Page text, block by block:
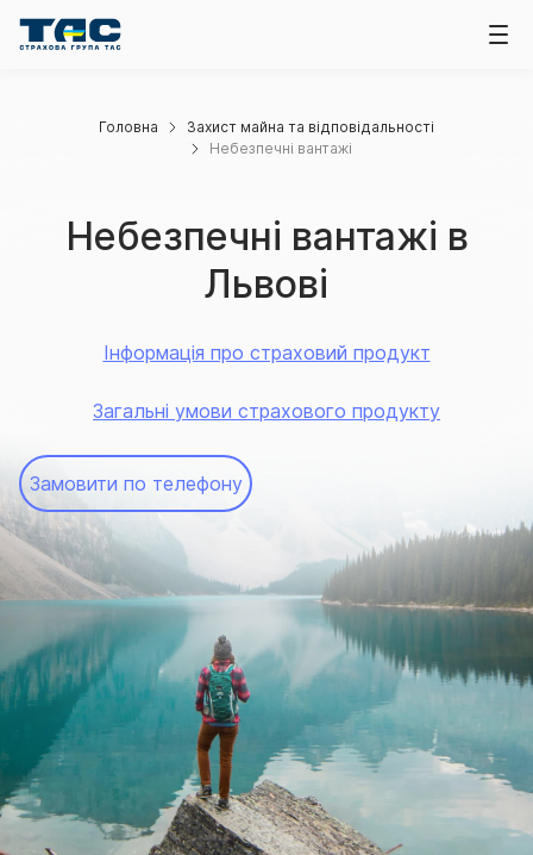
Головна
Захист майна та відповідальності
Небезпечні вантажі
Небезпечні вантажі в
Львові
Інформація про страховий продукт
Загальні умови страхового продукту
Замовити по телефону